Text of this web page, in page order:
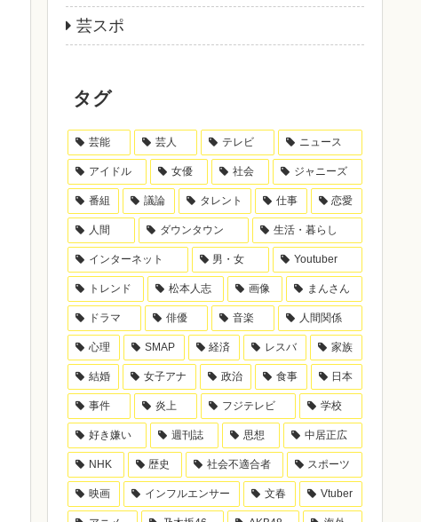
芸スポ
タグ
芸能 芸人 テレビ ニュース
アイドル 女優 社会 ジャニーズ
番組 議論 タレント 仕事 恋愛
人間 ダウンタウン 生活・暮らし
インターネット 男・女 Youtuber
トレンド 松本人志 画像 まんさん
ドラマ 俳優 音楽 人間関係
心理 SMAP 経済 レスバ 家族
結婚 女子アナ 政治 食事 日本
事件 炎上 フジテレビ 学校
好き嫌い 週刊誌 思想 中居正広
NHK 歴史 社会不適合者 スポーツ
映画 インフルエンサー 文春 Vtuber